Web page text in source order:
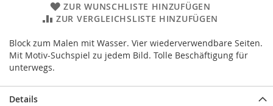
ZUR WUNSCHLISTE HINZUFÜGEN
ZUR VERGLEICHSLISTE HINZUFÜGEN
Block zum Malen mit Wasser. Vier wiederverwendbare Seiten.
Mit Motiv-Suchspiel zu jedem Bild. Tolle Beschäftigung für
unterwegs.
Details